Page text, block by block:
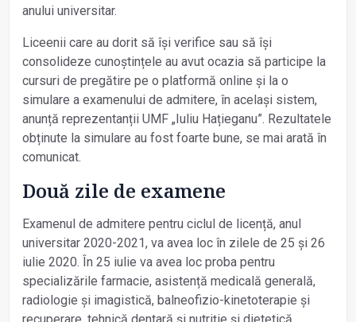
anului universitar.
Liceenii care au dorit să își verifice sau să îşi
consolideze cunoștințele au avut ocazia să participe la
cursuri de pregătire pe o platformă online și la o
simulare a examenului de admitere, în același sistem,
anunță reprezentanții UMF „Iuliu Hațieganu”. Rezultatele
obținute la simulare au fost foarte bune, se mai arată în
comunicat.
Două zile de examene
Examenul de admitere pentru ciclul de licență, anul
universitar 2020-2021, va avea loc în zilele de 25 și 26
iulie 2020. În 25 iulie va avea loc proba pentru
specializările farmacie, asistență medicală generală,
radiologie și imagistică, balneofizio-kinetoterapie şi
recuperare, tehnică dentară și nutriție și dietetică.